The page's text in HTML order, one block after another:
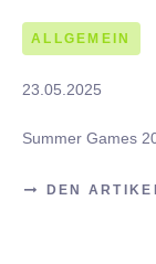
ALLGEMEIN
23.05.2025
Summer Games
DEN